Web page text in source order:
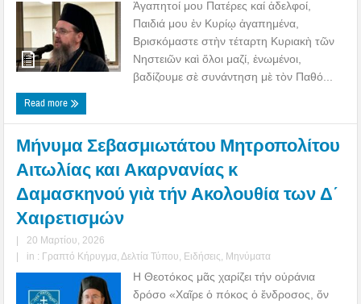
Ἀγαπητοί μου Πατέρες καί ἀδελφοί,
Παιδιά μου ἐν Κυρίῳ ἀγαπημένα,
Βρισκόμαστε στὴν τέταρτη Κυριακὴ τῶν
Νηστειῶν καὶ ὅλοι μαζί, ἑνωμένοι,
βαδίζουμε σὲ συνάντηση μὲ τὸν Παθό...
Read more
Μήνυμα Σεβασμιωτάτου Μητροπολίτου
Αιτωλίας και Ακαρνανίας κ
Δαμασκηνού γιὰ τήν Ακολουθία των Δ΄
Χαιρετισμών
|
20 Μαρτίου, 2026
|
in : Γραπτό Κήρυγμα Δελτία Τύπου Ειδήσεις Μηνύματα
Η Θεοτόκος μᾶς χαρίζει τήν οὐράνια
δρόσο «Χαῖρε ὁ πόκος ὁ ἔνδροσος, ὅν